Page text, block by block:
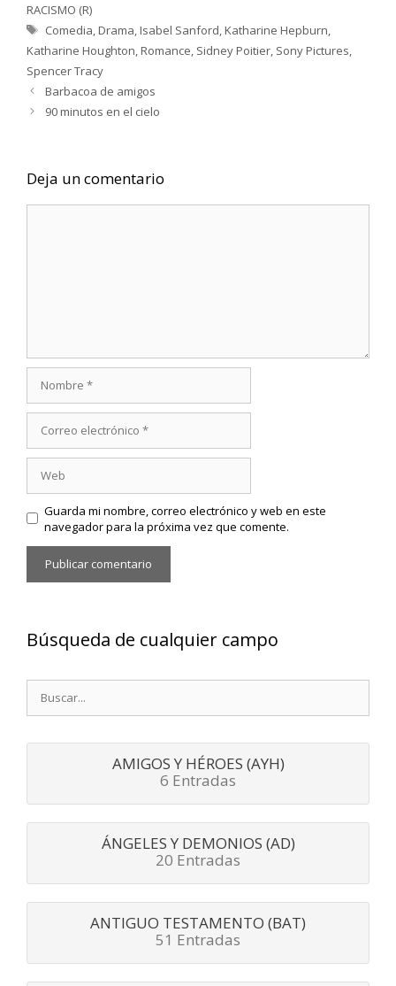
RACISMO (R)
Etiquetas
Comedia,Drama,Isabel Sanford,Katharine Hepburn,
Katharine Houghton,Romance, Sidney Poitier, Sony Pictures,
Spencer Tracy
Barbacoa de amigos
90 minutos en el cielo
Deja un comentario
electrónico
Guarda mi nombre, correo electrónico y web en este
navegador para la próxima vez que comente.
Búsqueda de cualquier campo
Buscar:
AMIGOS Y HÉROES (AYH)
6 Entradas
ÁNGELES Y DEMONIOS (AD)
20 Entradas
ANTIGUO TESTAMENTO (BAT)
51 Entradas